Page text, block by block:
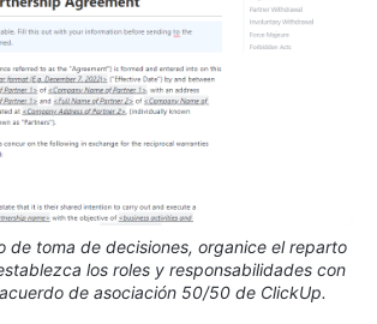
de toma de decisiones, organice el reparto
los roles y responsabilidades con
de asociación 50/50 de ClickUp.